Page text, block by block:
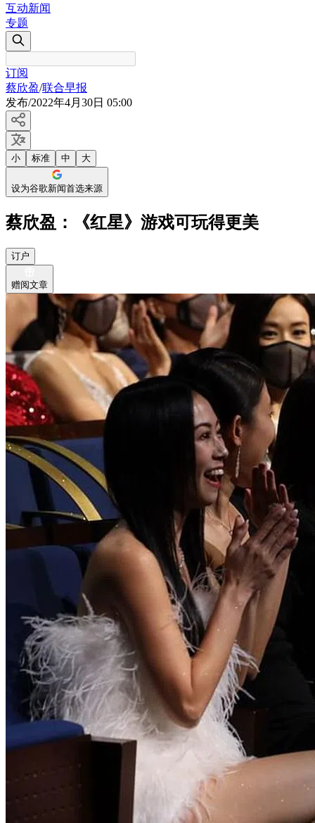
互动新闻
专题
订阅
蔡欣盈/联合早报
发布/2022年4月30日 05:00
小 标准 中 大
设为谷歌新闻首选来源
蔡欣盈：《红星》游戏可玩得更美
订户
赠阅文章